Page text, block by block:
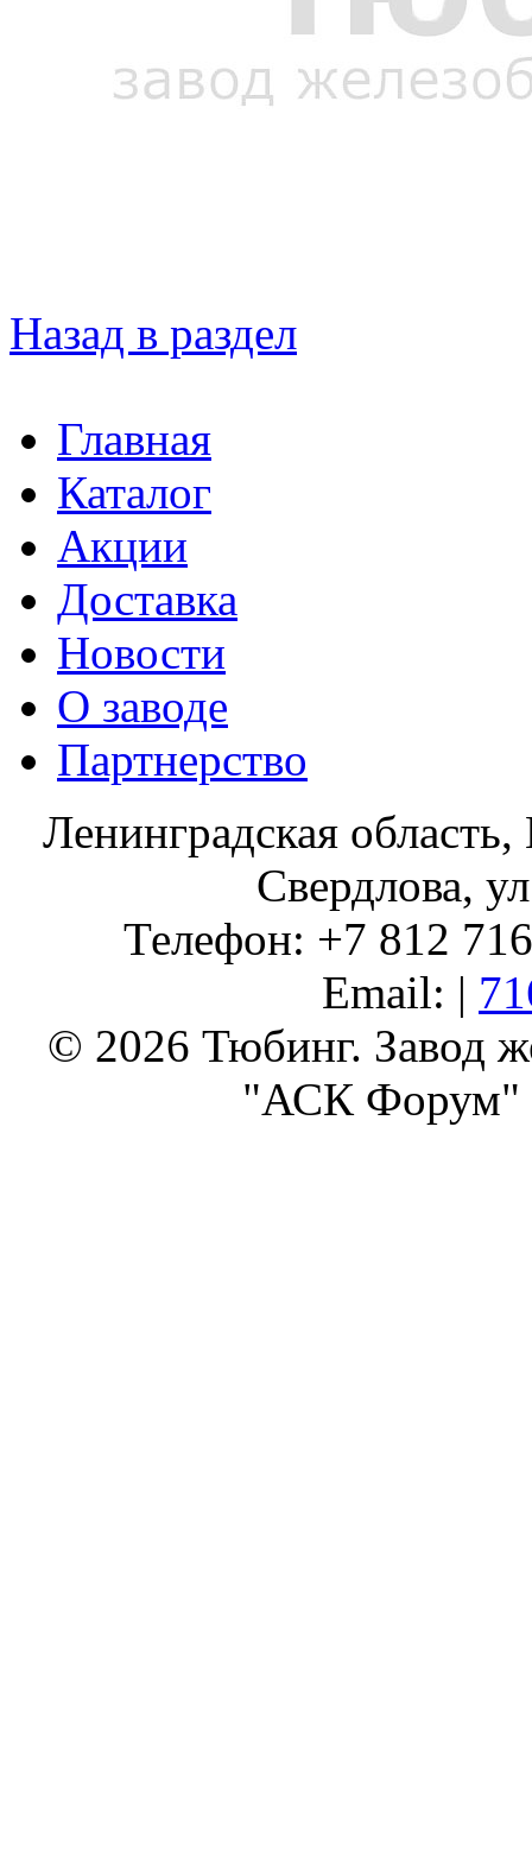
Назад в раздел
Главная
Каталог
Акции
Доставка
Новости
О заводе
Партнерство
Ленинградская
Свердлова,
Телефон: +7 812
Email: |
© 2026 Тюбинг. Завод
"АСК Форум"